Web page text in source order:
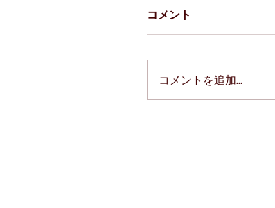
コメント
コメントを追加…